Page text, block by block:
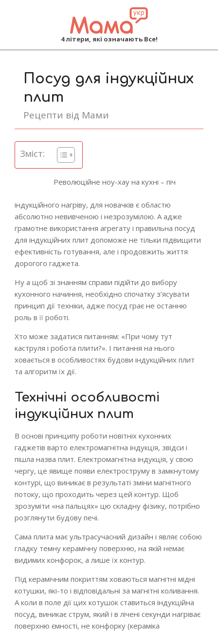
4 літери, які означають Все!
Посуд для індукційних
плит
Рецепти від Мами
Зміст:
Революційне ноу-хау на кухні – піч
індукційного нагріву, для новачків є областю
абсолютно невивченою і незрозумілою. А адже
грамотне використання агрегату і правильна посуд
для індукційних плит допоможе не тільки підвищити
ефективність готування, але і продовжить життя
дорогого гаджета.
Ну а щоб зі знанням справи підійти до вибору
кухонного начиння, необхідно спочатку з’ясувати
принцип дії техніки, адже посуд грає не останню
роль в її роботі.
Хто може задатися питанням: «При чому тут
каструля і робота плити?». І питання на нього
ховається в особливостях будови індукційних плит
та алгоритм їх дії.
Технічні особливості
індукційних плит
В основі принципу роботи новітніх кухонних
гаджетів варто електромагнітна індукція, звідси і
пішла назва плит. Електромагнітна індукція, у свою
чергу, це явище появи електроструму в замкнутому
контурі, що виникає в результаті зміни магнітного
потоку, що проходить через цей контур. Щоб
зрозуміти «на пальцях» цю складну фізику, потрібно
розглянути будову печі.
Сама плита має ультрасучасний дизайн і являє собою
гладку темну керамічну поверхню, на якій немає
видимих конфорок, а лише їх контур.
Під керамічним покриттям ховаються магнітні мідні
котушки, які-то і відповідальні за магнітні коливання.
А коли в поле дії цих котушок ставиться індукційна
посуд, виникає струм, який і в лічені секунди нагріває
поверхню ємності, не конфорку (кераміка